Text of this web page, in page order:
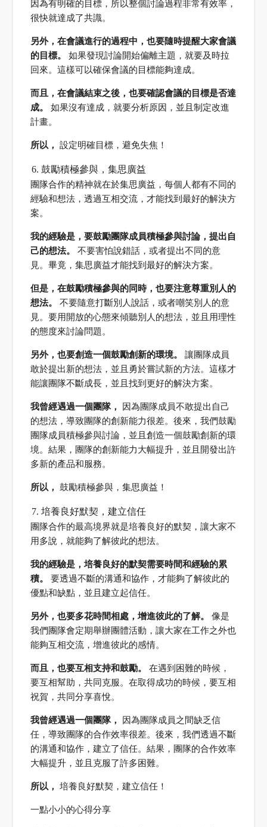
因為有明確的目標，所以整個討論過程非常有效率，
很快就達成了共識。
另外，在會議進行的過程中，也要隨時提醒大家會議
的目標。
如果發現討論開始偏離主題，就要及時拉
回來。這樣可以確保會議的目標能夠達成。
而且，在會議結束之後，也要確認會議的目標是否達
成。
如果沒有達成，就要分析原因，並且制定改進
計畫。
所以， 設定明確目標，避免失焦！
鼓勵積極參與，集思廣益
團隊合作的精神就在於集思廣益，每個人都有不同的
經驗和想法，透過互相交流，才能找到最好的解決方
案。
我的經驗是，要鼓勵團隊成員積極參與討論，提出自
己的想法。
不要害怕說錯話，或者提出不同的意
見。畢竟，集思廣益才能找到最好的解決方案。
但是，在鼓勵積極參與的同時，也要注意尊重別人的
想法。
不要隨意打斷別人說話，或者嘲笑別人的意
見。要用開放的心態來傾聽別人的想法，並且用理性
的態度來討論問題。
另外，也要創造一個鼓勵創新的環境。
讓團隊成員
敢於提出新的想法，並且勇於嘗試新的方法。這樣才
能讓團隊不斷成長，並且找到更好的解決方案。
我曾經遇過一個團隊，
因為團隊成員不敢提出自己
的想法，導致團隊的創新能力很差。後來，我們鼓勵
團隊成員積極參與討論，並且創造一個鼓勵創新的環
境。結果，團隊的創新能力大幅提升，並且開發出許
多新的產品和服務。
所以， 鼓勵積極參與，集思廣益！
培養良好默契，建立信任
團隊合作的最高境界就是培養良好的默契，讓大家不
用多說，就能夠了解彼此的想法。
我的經驗是，培養良好的默契需要時間和經驗的累
積。
要透過不斷的溝通和協作，才能夠了解彼此的
優點和缺點，並且建立起信任。
另外，也要多花時間相處，增進彼此的了解。
像是
我們團隊會定期舉辦團體活動，讓大家在工作之外也
能夠互相交流，增進彼此的感情。
而且，也要互相支持和鼓勵。
在遇到困難的時候，
要互相幫助，共同克服。在取得成功的時候，要互相
祝賀，共同分享喜悅。
我曾經遇過一個團隊，
因為團隊成員之間缺乏信
任，導致團隊的合作效率很差。後來，我們透過不斷
的溝通和協作，建立了信任。結果，團隊的合作效率
大幅提升，並且克服了許多困難。
所以， 培養良好默契，建立信任！
一點小小的心得分享